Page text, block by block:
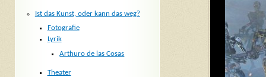
Ist das Kunst, oder kann das weg?
Fotografie
Lyrik
Arthuro de las Cosas
Theater